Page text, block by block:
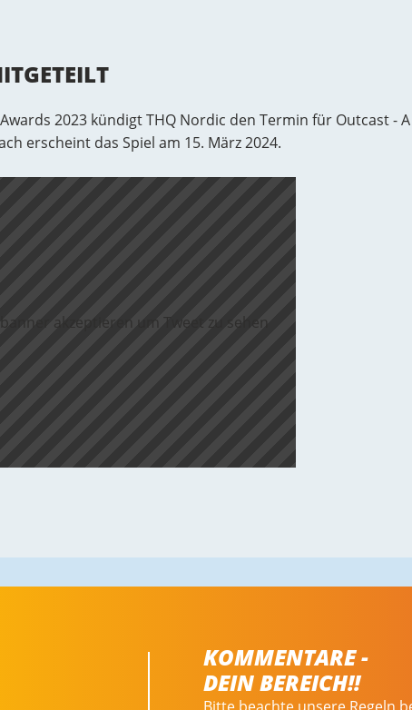
2023 kündigt THQ Nordic den Termin für Outcast -
erscheint das Spiel am 15. März 2024.
akzeptieren um Tweet zu sehen
KOMMENTARE -
DEIN BEREICH!!